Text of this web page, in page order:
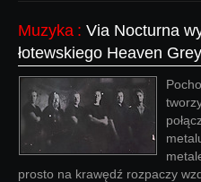
Muzyka : Via Nocturna
łotewskiego Heaven Grey
prosto na krawędź rozpaczy